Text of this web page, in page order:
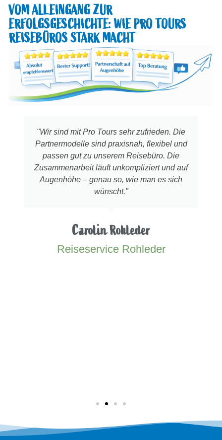
VOM ALLEINGANG ZUR
ERFOLGSGESCHICHTE: WIE PRO TOURS
REISEBÜROS STARK MACHT
"Wir sind mit Pro Tours sehr zufrieden. Die
Partnermodelle sind praxisnah, flexibel und
passen gut zu unserem Reisebüro. Die
Zusammenarbeit läuft unkompliziert und auf
Augenhöhe – genau so, wie man es sich
wünscht."
Carolin Rohleder
Reiseservice Rohleder